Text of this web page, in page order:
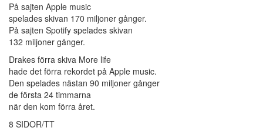
På sajten Apple music
spelades skivan 170 miljoner gånger.
På sajten Spotify spelades skivan
132 miljoner gånger.
Drakes förra skiva More life
hade det förra rekordet på Apple music.
Den spelades nästan 90 miljoner gånger
de första 24 timmarna
när den kom förra året.
8 SIDOR/TT